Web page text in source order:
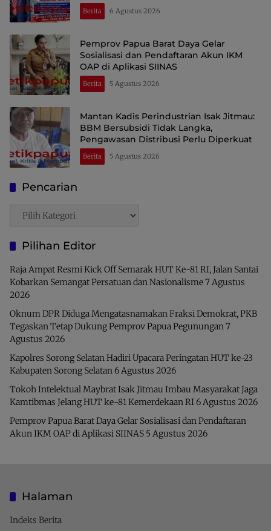
Berita 6 Agustus 2026
Pemprov Papua Barat Daya Gelar
Sosialisasi dan Pendaftaran Akun IKM
OAP di Aplikasi SIINAS
Berita 5 Agustus 2026
Mantan Kadis Perindustrian Isak Jitmau:
BBM Bersubsidi Tidak Langka,
Pengawasan Distribusi Perlu Diperkuat
Berita 5 Agustus 2026
Pencarian
Pencarian
Pilihan Editor
Raja Ampat Resmi Kick Off Semarak HUT Ke-81 RI, Jalan Santai
Kobarkan Semangat Persatuan dan Nasionalisme7 Agustus
2026
Oknum DPR Diduga Mengatasnamakan Fraksi Demokrat, PKB
Tegaskan Tetap Dukung Pemprov Papua Pegunungan7
Agustus 2026
Kapolres Sorong Selatan Hadiri Upacara Peringatan HUT ke-23
Kabupaten Sorong Selatan6 Agustus 2026
Tokoh Intelektual Maybrat Isak Jitmau Imbau Masyarakat Jaga
Kamtibmas Jelang HUT ke-81 Kemerdekaan RI6 Agustus 2026
Pemprov Papua Barat Daya Gelar Sosialisasi dan Pendaftaran
Akun IKM OAP di Aplikasi SIINAS 5 Agustus 2026
Halaman
Indeks Berita